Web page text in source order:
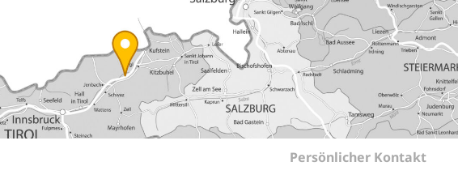
Gesundheitstage
Generationenbalance
Gesunde Arbeitszeiten
BGM Prozess
Zeitung
Persönlicher Kontakt